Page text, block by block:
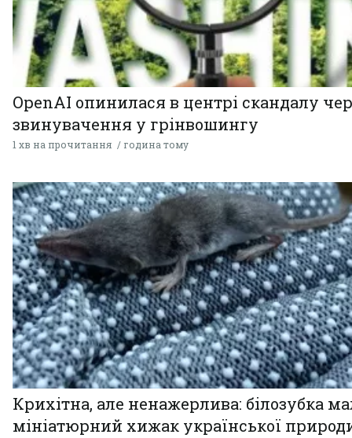
OpenAI опинилася в центрі скандалу
звинувачення у грінвошингу
1 хв на прочитання година тому
Крихітна, але ненажерлива: білозубка
мініатюрний хижак української